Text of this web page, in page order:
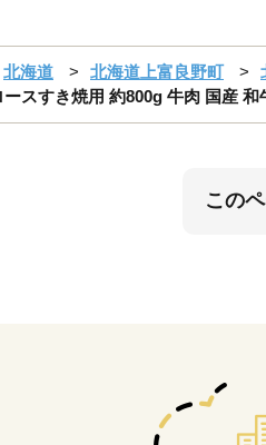
北海道 北海道上富良野町
スすき焼用 約800g 牛肉 国産 和
この